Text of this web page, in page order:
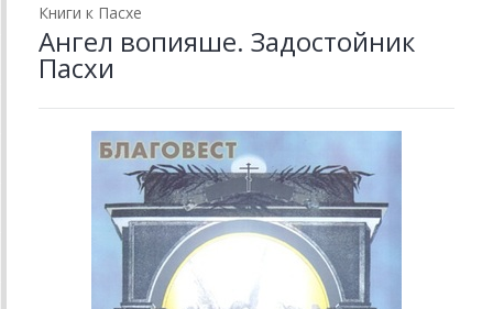
Книги к Пасхе
Ангел вопияше. Задостойник
Пасхи